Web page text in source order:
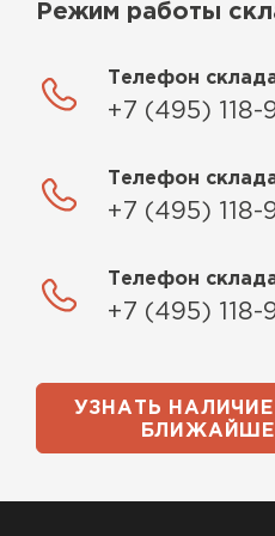
Режим работы
Телефон
+7 (495) 118-
Телефон
+7 (495) 118-
Телефон
+7 (495) 118-
УЗНАТЬ